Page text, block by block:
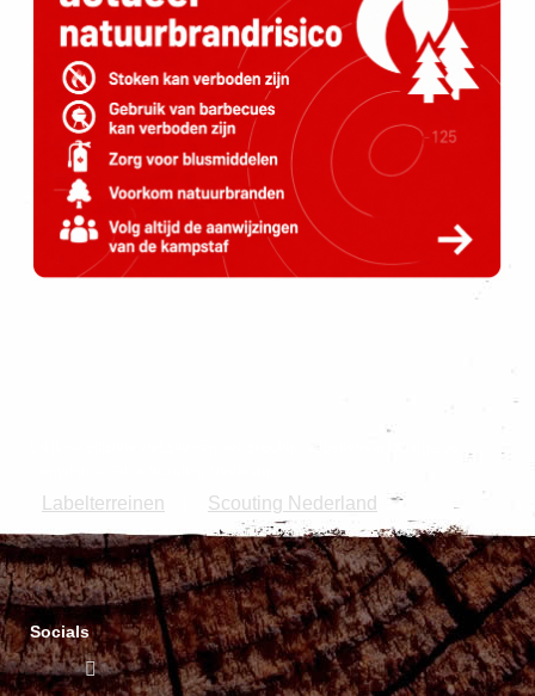
Labelterreinen Scouting Nederland
Socials